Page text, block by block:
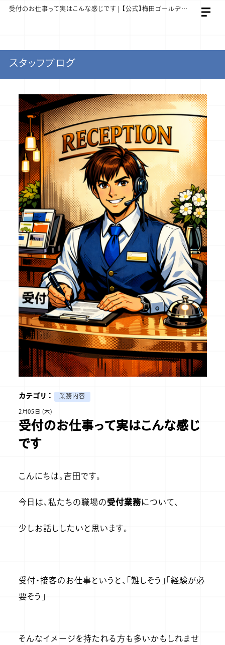
受付のお仕事って実はこんな感じです | 【公式】梅田ゴールデン倶楽部 スタッフ求人サイト
スタッフブログ
カテゴリ ： 業務内容
2月05日 (木)
受付のお仕事って実はこんな感じ
です
こんにちは。吉田です。
今日は、私たちの職場の受付業務について、
少しお話ししたいと思います。
受付・接客のお仕事というと、「難しそう」「経験が必
要そう」
そんなイメージを持たれる方も多いかもしれませ